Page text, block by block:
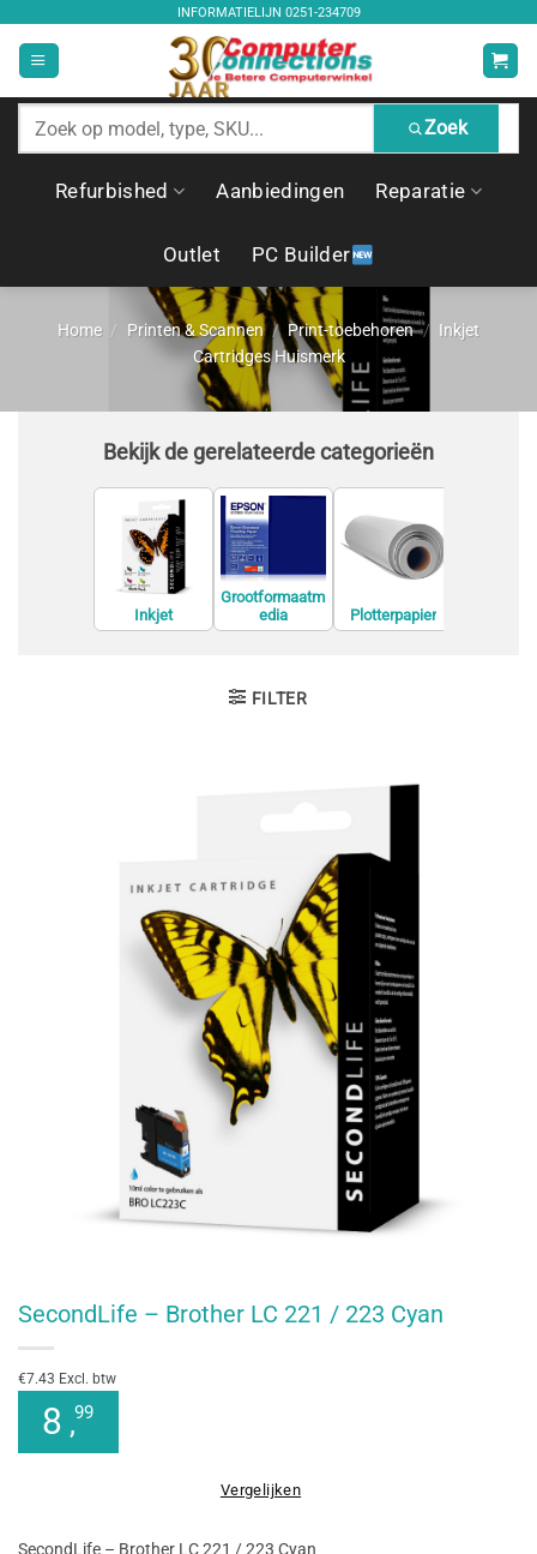
inhoud
INFORMATIELIJN 0251-234709
Zoek
producten
Zoek
Refurbished Aanbiedingen Reparatie
Outlet PC Builder
Home / Printen & Scannen / Print-toebehoren / Inkjet
Cartridges Huismerk
Bekijk de gerelateerde categorieën
Inkjet
Cartridges
Grootformaatm
edia
Plotterpapier
FILTER
SecondLife – Brother LC 221 / 223 Cyan
€7.43 Excl. btw
8 ,99
Vergelijken
SecondLife – Brother LC 221 / 223 Cyan